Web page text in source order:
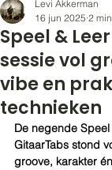
Speel &
sessie vol
vibe en
technieken
Levi Akkerman
16 jun 2025 2
De negende
GitaarTabs stond
groove, karakter